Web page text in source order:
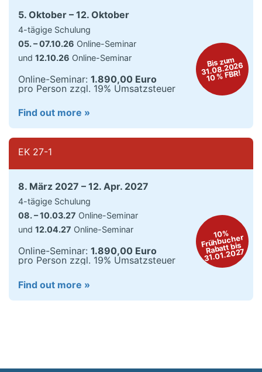
5. Oktober 12. Oktober
4-tägige Schulung
05. – 07.10.26 Online-Seminar
und 12.10.26 Online-Seminar
Online-Seminar: 1.890,00 Euro
pro Person zzgl. 19% Umsatzsteuer
Bis zu
m
31.08.2026
10 % FBR!
Find out more »
EK 27-1
8. März 2027 12. Apr. 2027
4-tägige Schulung
08. – 10.03.27 Online-Seminar
und 12.04.27 Online-Seminar
Online-Seminar: 1.890,00 Euro
pro Person zzgl. 19% Umsatzsteuer
10%
Frühbucher
Rabatt bis
31.01.2027
Find out more »